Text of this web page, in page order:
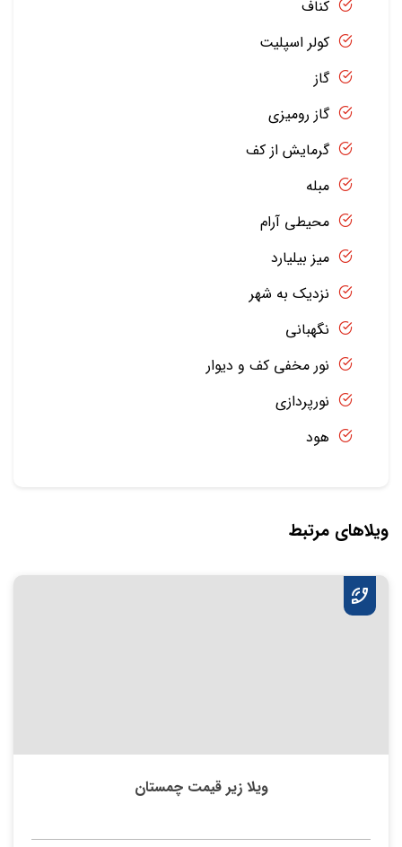
کناف
کولر اسپلیت
گاز
گاز رومیزی
گرمایش از کف
مبله
محیطی آرام
میز بیلیارد
نزدیک به شهر
نگهبانی
نور مخفی کف و دیوار
نورپردازی
هود
ویلاهای مرتبط
ویلا زیر قیمت چمستان